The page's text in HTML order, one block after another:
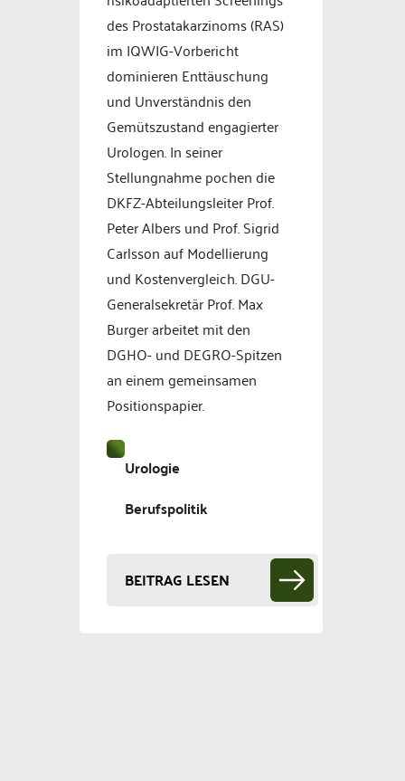
des Prostatakarzinoms (RAS)
im IQWIG-Vorbericht
dominieren Enttäuschung
und Unverständnis den
Gemütszustand engagierter
Urologen. In seiner
Stellungnahme pochen die
DKFZ-Abteilungsleiter Prof.
Peter Albers und Prof. Sigrid
Carlsson auf Modellierung
und Kostenvergleich. DGU-
Generalsekretär Prof. Max
Burger arbeitet mit den
DGHO- und DEGRO-Spitzen
an einem gemeinsamen
Positionspapier.
Urologie
Berufspolitik
BEITRAG LESEN